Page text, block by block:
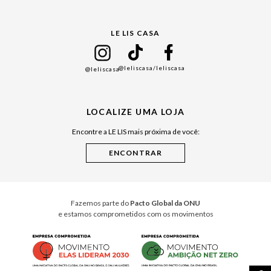
Cuidados Casa
LE LIS CASA
@leliscasa@leliscasa/leliscasa
LOCALIZE UMA LOJA
Encontre a LE LIS mais próxima de você:
Fazemos parte do Pacto Global da ONU
e estamos comprometidos com os movimentos